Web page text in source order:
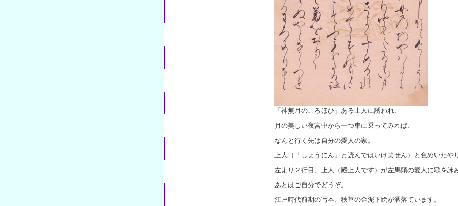
「神無月のころほひ」ある上人に誘われ、
月の美しい夜宮中から一つ車に乗ってみれば、
なんと行く先は自分の愛人の家。
上人（「しょうにん」と読んではいけません）と色めいたや
左より２行目、上人（殿上人です）が左馬頭の愛人に歌を詠
あとはご自分でどうぞ。
江戸時代前期の写本、秋草の金泥下絵が洒落ています。